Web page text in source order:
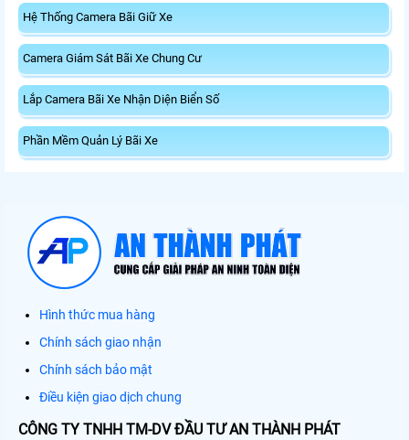
Hệ Thống Camera Bãi Giữ Xe
Camera Giám Sát Bãi Xe Chung Cư
Lắp Camera Bãi Xe Nhận Diện Biển Số
Phần Mềm Quản Lý Bãi Xe
Hình thức mua hàng
Chính sách giao nhận
Chính sách bảo mật
Điều kiện giao dịch chung
CÔNG TY TNHH TM-DV ĐẦU TƯ AN THÀNH PHÁT